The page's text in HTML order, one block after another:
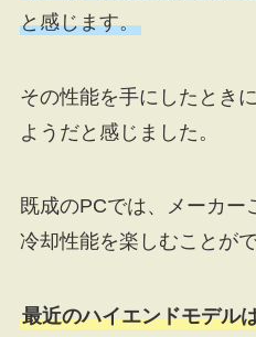
と感じます。
その性能を手にしたとき
ようだと感じました。
既成のPCでは、メーカー
冷却性能を楽しむことがで
最近のハイエンドモデル